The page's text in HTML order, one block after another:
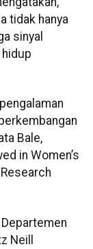
tidak hanya
sinyal
Bale,
in Women’s
Neill